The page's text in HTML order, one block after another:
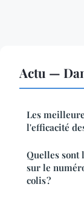
Actu —
Les
l'efficacité
Quelles sont
sur le
colis ?